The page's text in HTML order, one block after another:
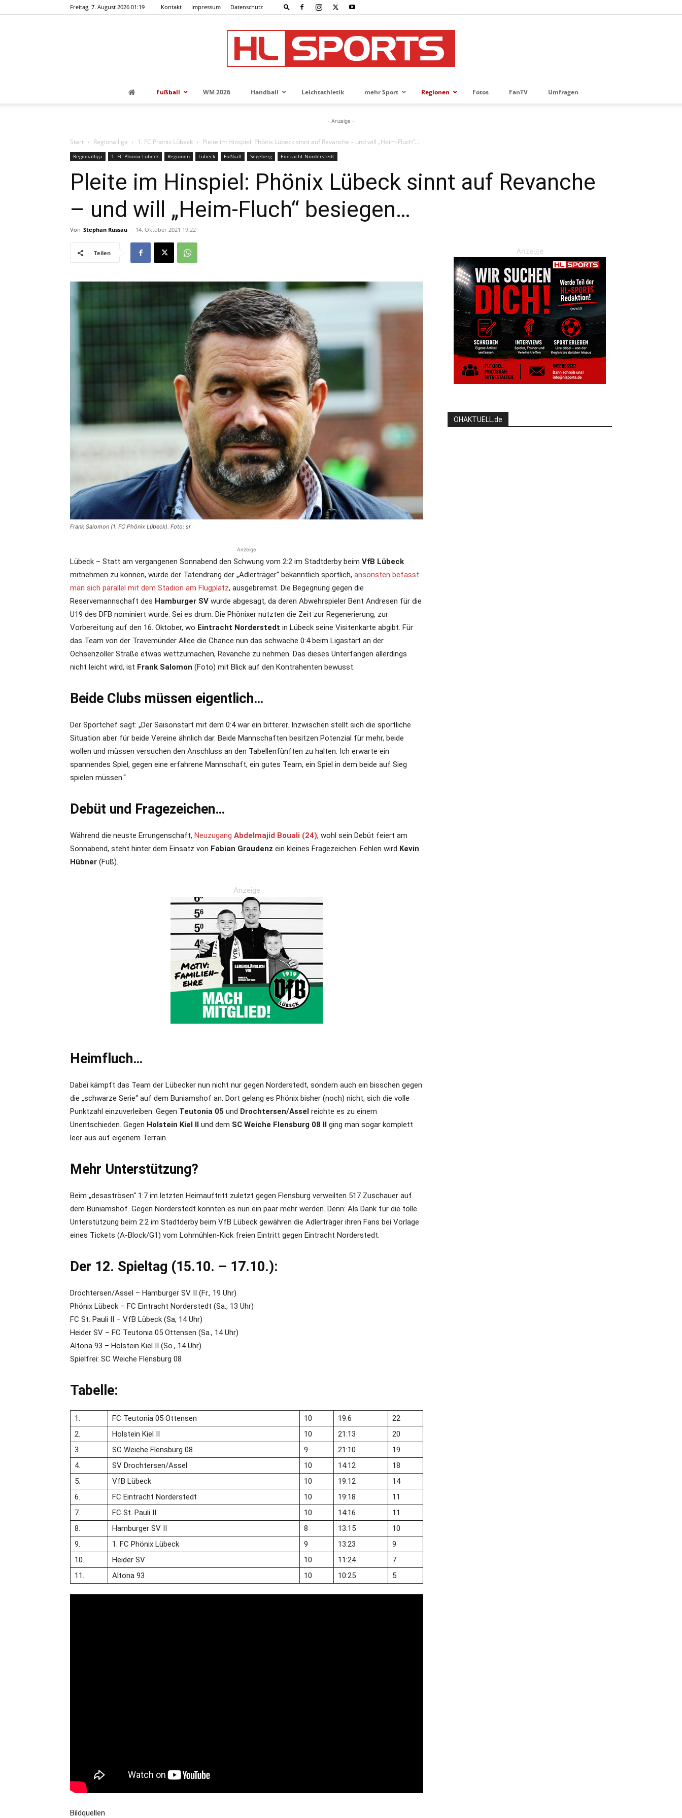
Freitag, 7. August 2026 01:19 Kontakt Impressum Datenschutz
die
Region
Lübeck
Fußball WM 2026 Handball Leichtathletik mehr Sport Regionen Fotos FanTV Umfragen
- Anzeige -
Start Regionalliga 1. FC Phönix Lübeck Pleite im Hinspiel: Phönix Lübeck sinnt auf Revanche – und will „Heim-Fluch“...
Regionalliga 1. FC Phönix Lübeck Regionen Lübeck Fußball Segeberg Eintracht Norderstedt
Pleite im Hinspiel: Phönix Lübeck sinnt auf Revanche
– und will „Heim-Fluch“ besiegen…
Von Stephan Russau - 14. Oktober 2021 19:22
Teilen
Frank Salomon (1. FC Phönix Lübeck). Foto: sr
Anzeige
Lübeck – Statt am vergangenen Sonnabend den Schwung vom 2:2 im Stadtderby beim VfB Lübeck
mitnehmen zu können, wurde der Tatendrang der „Adlerträger“ bekanntlich sportlich, ansonsten befasst
man sich parallel mit dem Stadion am Flugplatz, ausgebremst. Die Begegnung gegen die
Reservemannschaft des Hamburger SV wurde abgesagt, da deren Abwehrspieler Bent Andresen für die
U19 des DFB nominiert wurde. Sei es drum. Die Phönixer nutzten die Zeit zur Regenerierung, zur
Vorbereitung auf den 16. Oktober, wo Eintracht Norderstedt in Lübeck seine Visitenkarte abgibt. Für
das Team von der Travemünder Allee die Chance nun das schwache 0:4 beim Ligastart an der
Ochsenzoller Straße etwas wettzumachen, Revanche zu nehmen. Das dieses Unterfangen allerdings
nicht leicht wird, ist Frank Salomon (Foto) mit Blick auf den Kontrahenten bewusst.
Beide Clubs müssen eigentlich…
Der Sportchef sagt: „Der Saisonstart mit dem 0:4 war ein bitterer. Inzwischen stellt sich die sportliche
Situation aber für beide Vereine ähnlich dar. Beide Mannschaften besitzen Potenzial für mehr, beide
wollen und müssen versuchen den Anschluss an den Tabellenfünften zu halten. Ich erwarte ein
spannendes Spiel, gegen eine erfahrene Mannschaft, ein gutes Team, ein Spiel in dem beide auf Sieg
spielen müssen.“
Debüt und Fragezeichen…
Während die neuste Errungenschaft, Neuzugang Abdelmajid Bouali (24), wohl sein Debüt feiert am
Sonnabend, steht hinter dem Einsatz von Fabian Graudenz ein kleines Fragezeichen. Fehlen wird Kevin
Hübner (Fuß).
Anzeige
Heimfluch…
Dabei kämpft das Team der Lübecker nun nicht nur gegen Norderstedt, sondern auch ein bisschen gegen
die „schwarze Serie“ auf dem Buniamshof an. Dort gelang es Phönix bisher (noch) nicht, sich die volle
Punktzahl einzuverleiben. Gegen Teutonia 05 und Drochtersen/Assel reichte es zu einem
Unentschieden. Gegen Holstein Kiel II und dem SC Weiche Flensburg 08 II ging man sogar komplett
leer aus auf eigenem Terrain.
Mehr Unterstützung?
Beim „desaströsen“ 1:7 im letzten Heimauftritt zuletzt gegen Flensburg verweilten 517 Zuschauer auf
dem Buniamshof. Gegen Norderstedt könnten es nun ein paar mehr werden. Denn: Als Dank für die tolle
Unterstützung beim 2:2 im Stadtderby beim VfB Lübeck gewähren die Adlerträger ihren Fans bei Vorlage
eines Tickets (A-Block/G1) vom Lohmühlen-Kick freien Eintritt gegen Eintracht Norderstedt.
Der 12. Spieltag (15.10. – 17.10.):
Drochtersen/Assel – Hamburger SV II (Fr., 19 Uhr)
Phönix Lübeck – FC Eintracht Norderstedt (Sa., 13 Uhr)
FC St. Pauli II – VfB Lübeck (Sa, 14 Uhr)
Heider SV – FC Teutonia 05 Ottensen (Sa., 14 Uhr)
Altona 93 – Holstein Kiel II (So., 14 Uhr)
Spielfrei: SC Weiche Flensburg 08
Tabelle:
1. FC Teutonia 05 Ottensen 10 19:6
22
2.
Holstein Kiel II 10 21:13
20
3.
SC Weiche Flensburg 08 9 21:10
19
4.
SV Drochtersen/Assel 10 14:12
18
5.
VfB Lübeck 10 19:12
14
6.
FC Eintracht Norderstedt 10 19:18
11
7.
FC St. Pauli II 10 14:16
11
8.
Hamburger SV II 8 13:15
10
9.
1. FC Phönix Lübeck 9 13:23
9
10.
Heider SV 10 11:24
7
11.
Altona 93 10 10:25 5
Bildquellen
Anzeige